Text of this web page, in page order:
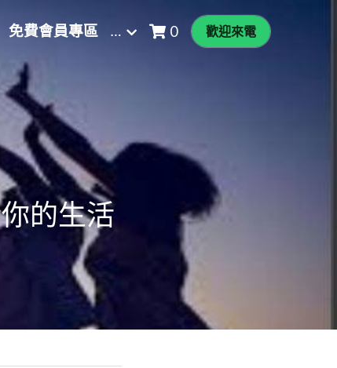
免費會員專區 … 0 歡迎來電
你的生活